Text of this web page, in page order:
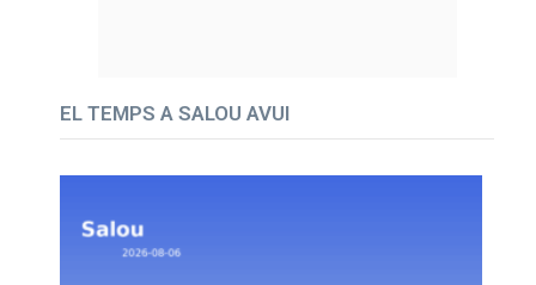
EL TEMPS A SALOU AVUI